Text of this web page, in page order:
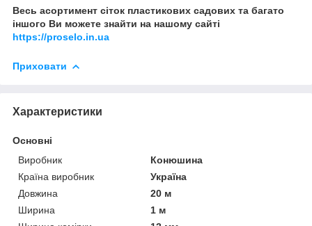
Весь асортимент сіток пластикових садових та багато
іншого Ви можете знайти на нашому сайті
https://proselo.in.ua
Приховати
Характеристики
Основні
Виробник
Конюшина
Країна виробник
Україна
Довжина
20 м
Ширина
1 м